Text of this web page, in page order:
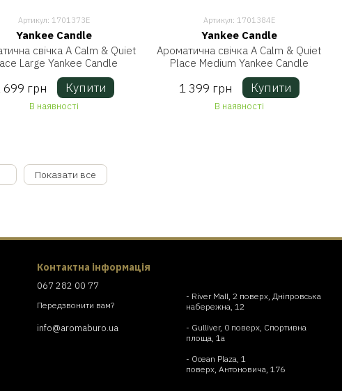
Артикул: 1701373E
Yankee Candle
свічка A Calm & Quiet
Large Yankee Candle
699 грн Купити
В наявності
Артикул: 1701384E
Yankee Candle
Ароматична свічка A Calm & Quiet
Place Medium Yankee Candle
1 399 грн Купити
В наявності
Показати все
Контактна інформація
067 282 00 77
Передзвонити вам?
info@aromaburo.ua
- River Mall, 2 поверх, Дніпровська
набережна, 12
- Gulliver, 0 поверх, Спортивна
площа, 1а
- Ocean Plaza, 1
поверх, Антоновича, 176